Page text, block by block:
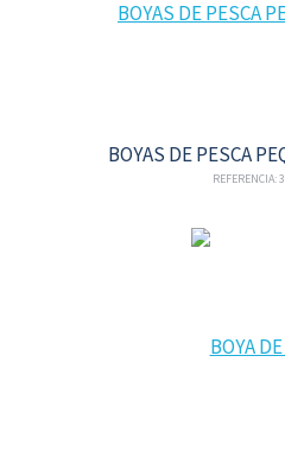
BOYAS DE PESCA
REFERENCIA: